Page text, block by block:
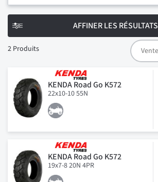
2 Produits
KENDA Road Go K572
22x10-10 55N
KENDA Road Go K572
19x7-8 20N 4PR
AFFINER LES RÉSULTATS